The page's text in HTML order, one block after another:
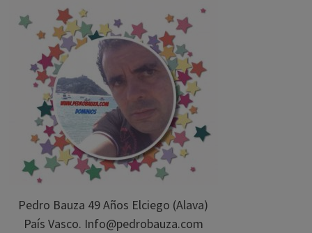
Pedro Bauza 49 Años Elciego (Alava)
País Vasco. Info@pedrobauza.com